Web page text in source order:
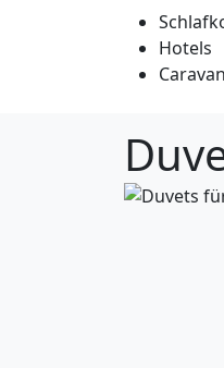
Hotels